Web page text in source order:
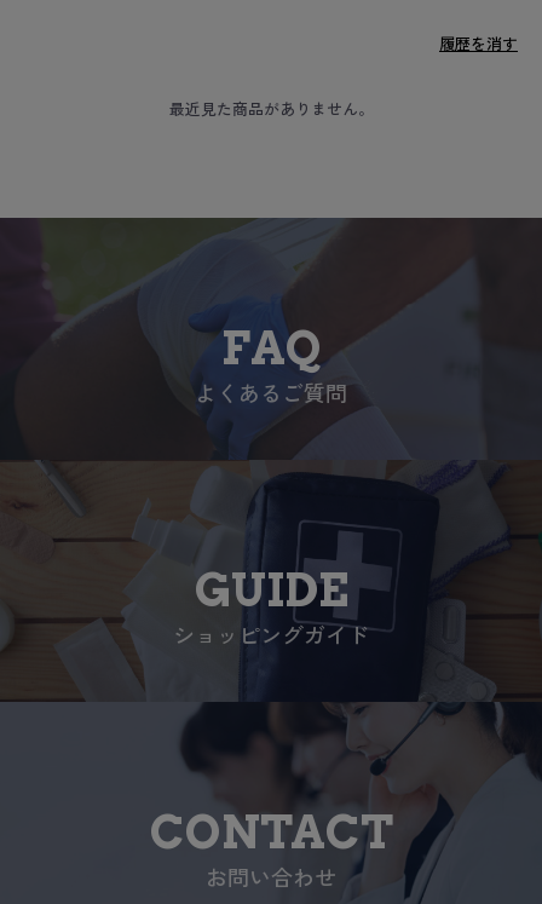
履歴を消す
最近見た商品がありません。
FAQ
よくあるご質問
GUIDE
ショッピングガイド
CONTACT
お問い合わせ